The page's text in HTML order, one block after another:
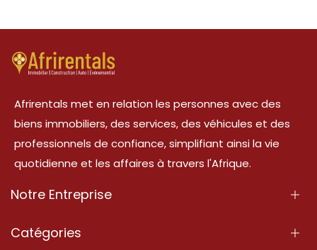
Afrirentals met en relation les personnes avec des
biens immobiliers, des services, des véhicules et des
professionnels de confiance, simplifiant ainsi la vie
quotidienne et les affaires à travers l'Afrique.
Notre Entreprise
À Propos
Catégories